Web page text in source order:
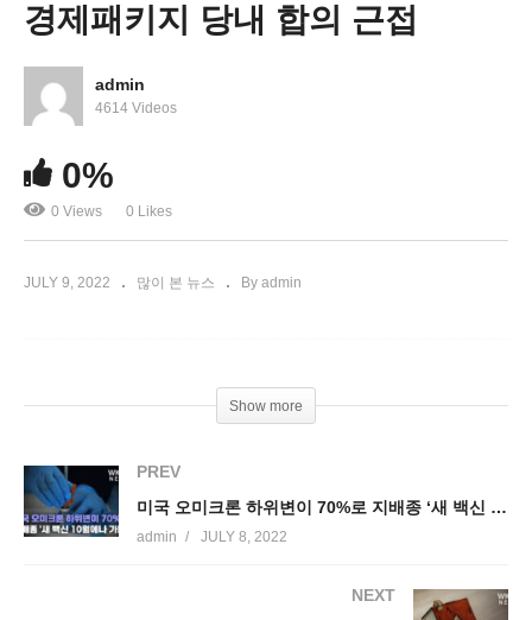
치, 대량해고 바람’
경제패키지 당내 합의 근접
admin
4614 Videos
0%
0 Views 0 Likes
JULY 9, 2022 많이 본 뉴스 By admin
Show more
PREV
미국 오미크론 하위변이 70%로 지배종 ‘새 백신 10월에나 가능’
admin JULY 8, 2022
NEXT